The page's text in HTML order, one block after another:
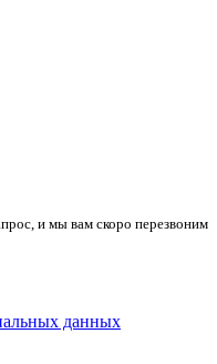
и мы вам скоро перезвоним
данных